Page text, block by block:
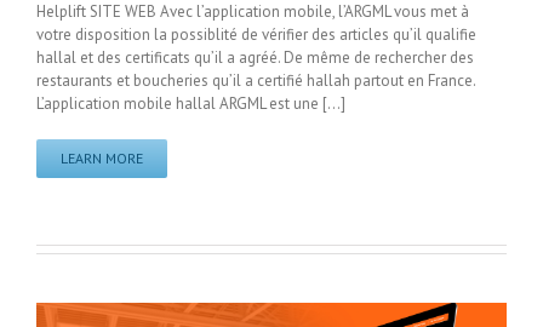
Helplift SITE WEB Avec l’application mobile, l’ARGML vous met à
votre disposition la possiblité de vérifier des articles qu’il qualifie
hallal et des certificats qu’il a agréé. De même de rechercher des
restaurants et boucheries qu’il a certifié hallah partout en France.
L’application mobile hallal ARGML est une [...]
LEARN MORE